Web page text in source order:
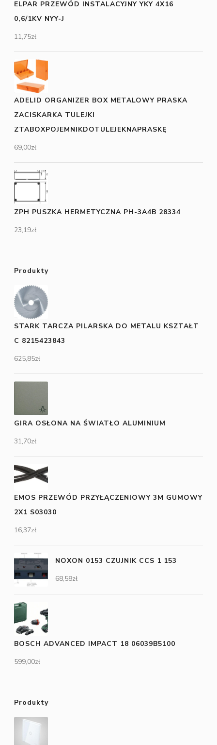
ELPAR PRZEWÓD INSTALACYJNY YKY 4X16
0,6/1KV NYY-J
11,75zł
ADELID ORGANIZER BOX METALOWY PRASKA
ZACISKARKA TULEJKI
ZTABOXPOJEMNIKDOTULEJEKNAPRASKĘ
69,00zł
ZPH PUSZKA HERMETYCZNA PH-3A4B 28334
23,19zł
Produkty
STARK TARCZA PILARSKA DO METALU KSZTAŁT
C 8215423843
625,85zł
GIRA OSŁONA NA ŚWIATŁO ALUMINIUM
31,70zł
EMOS PRZEWÓD PRZYŁĄCZENIOWY 3M GUMOWY
2X1 S03030
16,37zł
NOXON 0153 CZUJNIK CCS 1 153
68,58zł
BOSCH ADVANCED IMPACT 18 06039B5100
599,00zł
Produkty